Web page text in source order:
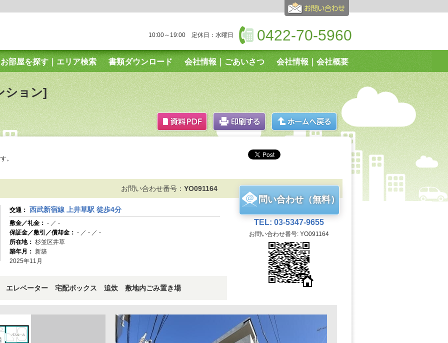
0422-70-5960
10:00～19:00 定休日：水曜日
お部屋を探す｜エリア検索 書類ダウンロード 会社情報｜ごあいさつ 会社情報｜会社概要
｜個人情報保護方針 サイトマップ 中野支店｜TOP 中野南口店｜TOP 高円寺店｜TOP
国分寺店｜TOP 高円寺南店｜TOP
ション]
。
お問い合わせ番号： YO091164
交通： 西武新宿線 上井草駅 徒歩4分
敷金／礼金： - ／ -
保証金／敷引／償却金： - ／ - ／ -
所在地： 杉並区井草
築年月： 新築
2025年11月
レベーター 宅配ボックス 追炊 敷地内ごみ置き場
問い合わせ（無料）
TEL: 03-5347-9655
お問い合わせ番号: YO091164